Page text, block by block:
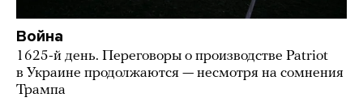
Война
1625-й день. Переговоры о производстве Patriot
в Украине продолжаются — несмотря на сомнения
Трампа